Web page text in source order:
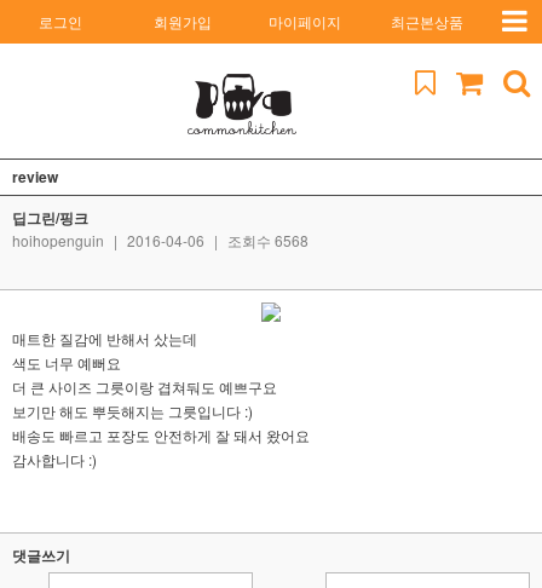
로그인 회원가입 마이페이지 최근본상품
review
딥그린/핑크
hoihopenguin | 2016-04-06 | 조회수 6568
매트한 질감에 반해서 샀는데
색도 너무 예뻐요
더 큰 사이즈 그릇이랑 겹쳐둬도 예쁘구요
보기만 해도 뿌듯해지는 그릇입니다 :)
배송도 빠르고 포장도 안전하게 잘 돼서 왔어요
감사합니다 :)
댓글쓰기